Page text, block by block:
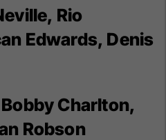
Rio
Edwards, Denis
Charlton,
Robson